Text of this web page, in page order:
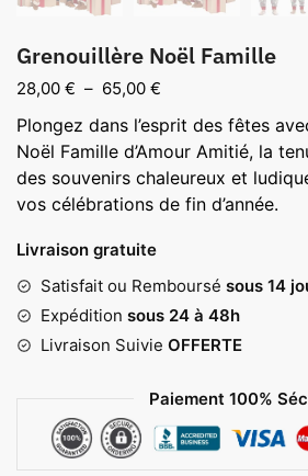
Grenouillère Noël Famille
28,00 € – 65,00 €
prix :
28,00 €
à
65,00 €
Plongez dans l’esprit des fêtes
Noël Famille d’Amour Amitié, la
des souvenirs chaleureux et
vos célébrations de fin d’année.
Livraison gratuite
Satisfait ou Remboursé sous 14
Expédition sous 24 à 48h
Livraison Suivie OFFERTE
Paiement 100%